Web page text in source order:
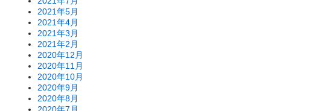
2021年5月
2021年4月
2021年3月
2021年2月
2020年12月
2020年11月
2020年10月
2020年9月
2020年8月
2020年7月